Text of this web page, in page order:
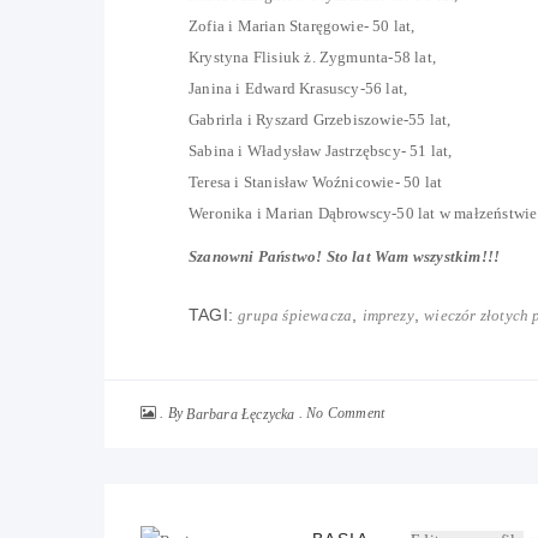
Zofia i Marian Staręgowie- 50 lat,
Krystyna Flisiuk ż. Zygmunta-58 lat,
Janina i Edward Krasuscy-56 lat,
Gabrirla i Ryszard Grzebiszowie-55 lat,
Sabina i Władysław Jastrzębscy- 51 lat,
Teresa i Stanisław Woźnicowie- 50 lat
Weronika i Marian Dąbrowscy-50 lat w
Szanowni Państwo! Sto lat Wam wszystkim!!!
TAGI:grupa śpiewacza imprezy,wieczór złotych
By Barbara Łęczycka No Comment